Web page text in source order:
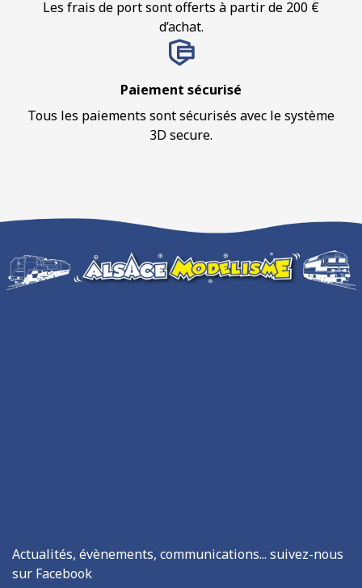
Les frais de port sont offerts à partir de 200 €
d’achat.
Paiement sécurisé
Tous les paiements sont sécurisés avec le système
3D secure.
Actualités, évènements, communications... suivez-nous
sur Facebook